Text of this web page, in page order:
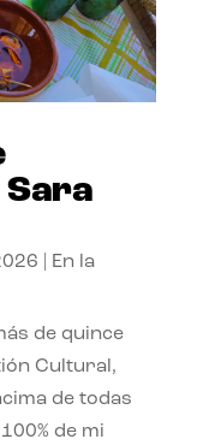
En la
de quince
Cultural,
de todas
de mi